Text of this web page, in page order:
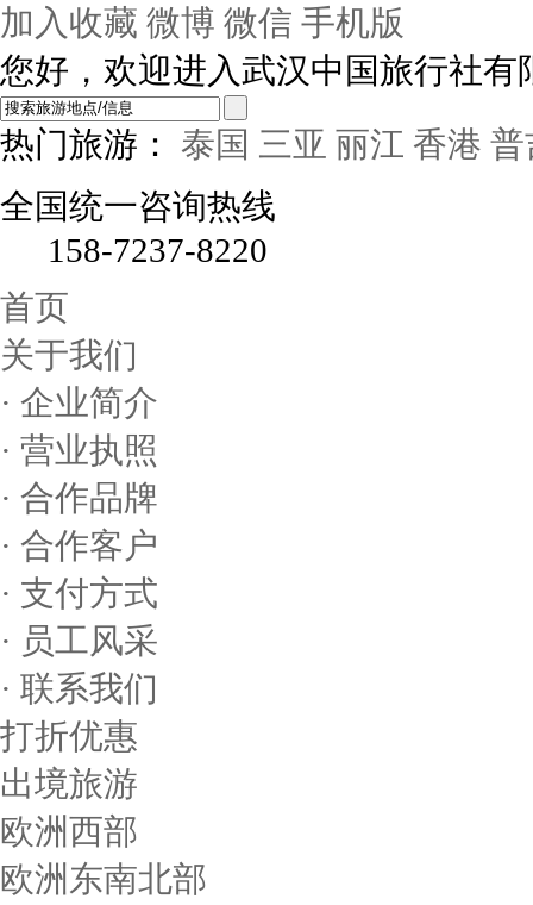
加入收藏 微博 微信 手机版
您好，欢迎进入武汉中国旅行社
热门旅游：
泰国 三亚 丽江 香港 普
全国统一咨询热线
158-7237-8220
首页
关于我们
· 企业简介
· 营业执照
· 合作品牌
· 合作客户
· 支付方式
· 员工风采
· 联系我们
打折优惠
出境旅游
欧洲西部
欧洲东南北部